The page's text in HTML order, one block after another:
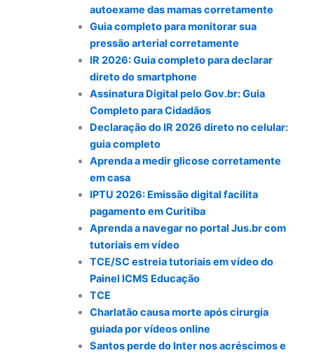
autoexame das mamas corretamente
Guia completo para monitorar sua
pressão arterial corretamente
IR 2026: Guia completo para declarar
direto do smartphone
Assinatura Digital pelo Gov.br: Guia
Completo para Cidadãos
Declaração do IR 2026 direto no celular:
guia completo
Aprenda a medir glicose corretamente
em casa
IPTU 2026: Emissão digital facilita
pagamento em Curitiba
Aprenda a navegar no portal Jus.br com
tutoriais em vídeo
TCE/SC estreia tutoriais em vídeo do
Painel ICMS Educação
TCE
Charlatão causa morte após cirurgia
guiada por vídeos online
Santos perde do Inter nos acréscimos e